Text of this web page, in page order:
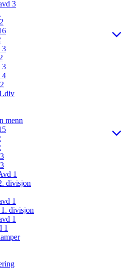
3
3
3
4
menn
1
divisjon
1
divisjon
1
1